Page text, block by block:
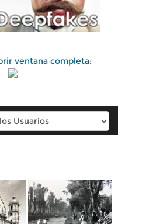
ventana completa: